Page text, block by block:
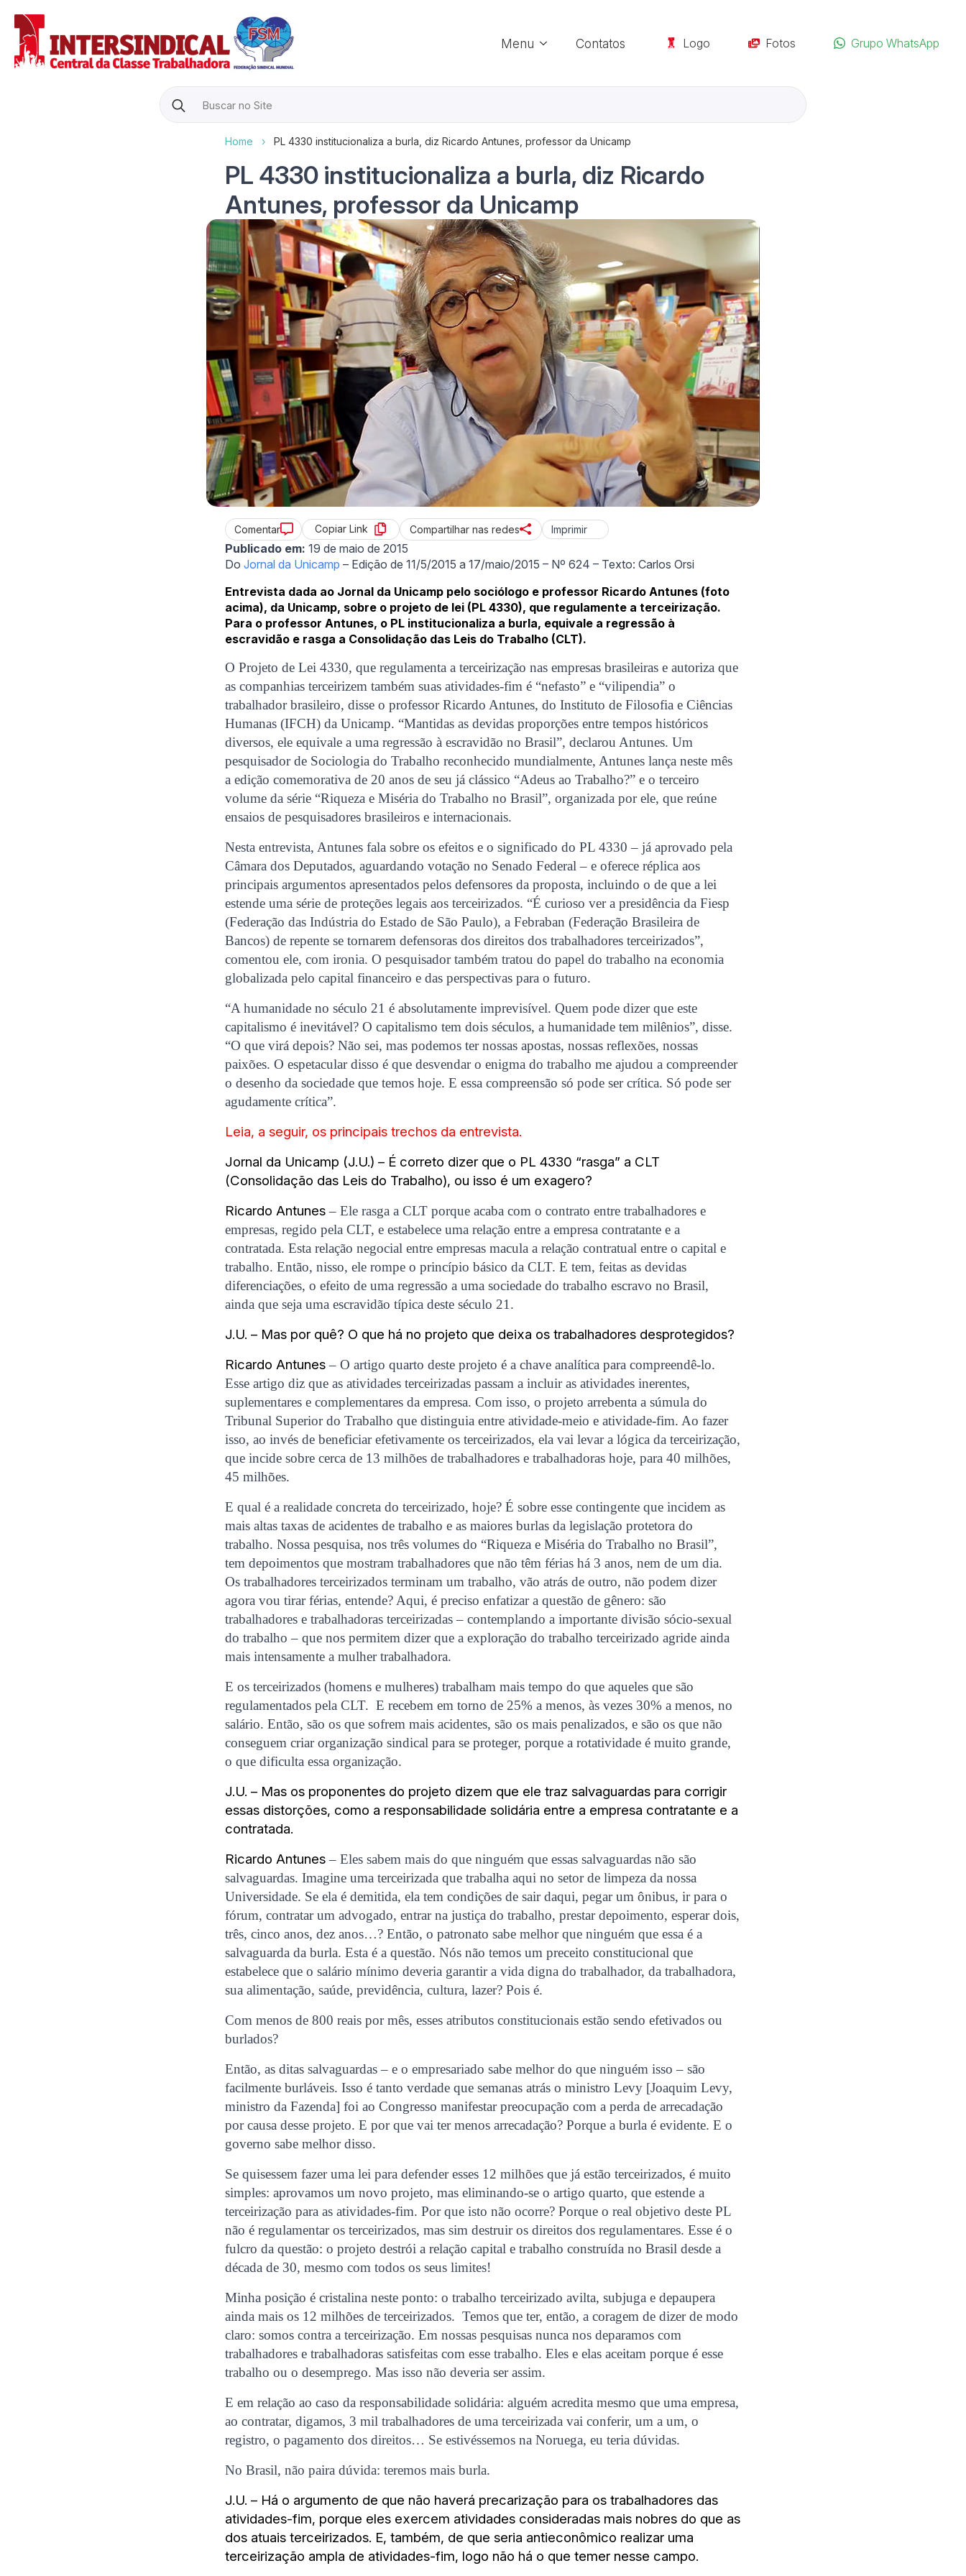
Menu Contatos Logo Fotos Grupo WhatsApp
Search
for:
Home › PL 4330 institucionaliza a burla, diz Ricardo Antunes, professor da Unicamp
PL 4330 institucionaliza a burla, diz Ricardo
Antunes, professor da Unicamp
Comentar Copiar Link Compartilhar nas redes Imprimir
Publicado em: 19 de maio de 2015
DoJornal da Unicamp – Edição de 11/5/2015 a 17/maio/2015 – Nº 624 – Texto: Carlos Orsi
Entrevista dada ao Jornal da Unicamp pelo sociólogo e professor Ricardo Antunes (foto
acima), da Unicamp, sobre o projeto de lei (PL 4330), que regulamente a terceirização.
Para o professor Antunes, o PL institucionaliza a burla, equivale a regressão à
escravidão e rasga a Consolidação das Leis do Trabalho (CLT).
O Projeto de Lei 4330, que regulamenta a terceirização nas empresas brasileiras e autoriza que
as companhias terceirizem também suas atividades-fim é “nefasto” e “vilipendia” o
trabalhador brasileiro, disse o professor Ricardo Antunes, do Instituto de Filosofia e Ciências
Humanas (IFCH) da Unicamp. “Mantidas as devidas proporções entre tempos históricos
diversos, ele equivale a uma regressão à escravidão no Brasil”, declarou Antunes. Um
pesquisador de Sociologia do Trabalho reconhecido mundialmente, Antunes lança neste mês
a edição comemorativa de 20 anos de seu já clássico “Adeus ao Trabalho?” e o terceiro
volume da série “Riqueza e Miséria do Trabalho no Brasil”, organizada por ele, que reúne
ensaios de pesquisadores brasileiros e internacionais.
Nesta entrevista, Antunes fala sobre os efeitos e o significado do PL 4330 – já aprovado pela
Câmara dos Deputados, aguardando votação no Senado Federal – e oferece réplica aos
principais argumentos apresentados pelos defensores da proposta, incluindo o de que a lei
estende uma série de proteções legais aos terceirizados. “É curioso ver a presidência da Fiesp
(Federação das Indústria do Estado de São Paulo), a Febraban (Federação Brasileira de
Bancos) de repente se tornarem defensoras dos direitos dos trabalhadores terceirizados”,
comentou ele, com ironia. O pesquisador também tratou do papel do trabalho na economia
globalizada pelo capital financeiro e das perspectivas para o futuro.
“A humanidade no século 21 é absolutamente imprevisível. Quem pode dizer que este
capitalismo é inevitável? O capitalismo tem dois séculos, a humanidade tem milênios”, disse.
“O que virá depois? Não sei, mas podemos ter nossas apostas, nossas reflexões, nossas
paixões. O espetacular disso é que desvendar o enigma do trabalho me ajudou a compreender
o desenho da sociedade que temos hoje. E essa compreensão só pode ser crítica. Só pode ser
agudamente crítica”.
Leia, a seguir, os principais trechos da entrevista.
Jornal da Unicamp (J.U.) – É correto dizer que o PL 4330 “rasga” a CLT
(Consolidação das Leis do Trabalho), ou isso é um exagero?
Ricardo Antunes– Ele rasga a CLT porque acaba com o contrato entre trabalhadores e
empresas, regido pela CLT, e estabelece uma relação entre a empresa contratante e a
contratada. Esta relação negocial entre empresas macula a relação contratual entre o capital e
trabalho. Então, nisso, ele rompe o princípio básico da CLT. E tem, feitas as devidas
diferenciações, o efeito de uma regressão a uma sociedade do trabalho escravo no Brasil,
ainda que seja uma escravidão típica deste século 21.
J.U. – Mas por quê? O que há no projeto que deixa os trabalhadores desprotegidos?
Ricardo Antunes– O artigo quarto deste projeto é a chave analítica para compreendê-lo.
Esse artigo diz que as atividades terceirizadas passam a incluir as atividades inerentes,
suplementares e complementares da empresa. Com isso, o projeto arrebenta a súmula do
Tribunal Superior do Trabalho que distinguia entre atividade-meio e atividade-fim. Ao fazer
isso, ao invés de beneficiar efetivamente os terceirizados, ela vai levar a lógica da terceirização,
que incide sobre cerca de 13 milhões de trabalhadores e trabalhadoras hoje, para 40 milhões,
45 milhões.
E qual é a realidade concreta do terceirizado, hoje? É sobre esse contingente que incidem as
mais altas taxas de acidentes de trabalho e as maiores burlas da legislação protetora do
trabalho. Nossa pesquisa, nos três volumes do “Riqueza e Miséria do Trabalho no Brasil”,
tem depoimentos que mostram trabalhadores que não têm férias há 3 anos, nem de um dia.
Os trabalhadores terceirizados terminam um trabalho, vão atrás de outro, não podem dizer
agora vou tirar férias, entende? Aqui, é preciso enfatizar a questão de gênero: são
trabalhadores e trabalhadoras terceirizadas – contemplando a importante divisão sócio-sexual
do trabalho – que nos permitem dizer que a exploração do trabalho terceirizado agride ainda
mais intensamente a mulher trabalhadora.
E os terceirizados (homens e mulheres) trabalham mais tempo do que aqueles que são
regulamentados pela CLT. E recebem em torno de 25% a menos, às vezes 30% a menos, no
salário. Então, são os que sofrem mais acidentes, são os mais penalizados, e são os que não
conseguem criar organização sindical para se proteger, porque a rotatividade é muito grande,
o que dificulta essa organização.
J.U. – Mas os proponentes do projeto dizem que ele traz salvaguardas para corrigir
essas distorções, como a responsabilidade solidária entre a empresa contratante e a
contratada.
Ricardo Antunes– Eles sabem mais do que ninguém que essas salvaguardas não são
salvaguardas. Imagine uma terceirizada que trabalha aqui no setor de limpeza da nossa
Universidade. Se ela é demitida, ela tem condições de sair daqui, pegar um ônibus, ir para o
fórum, contratar um advogado, entrar na justiça do trabalho, prestar depoimento, esperar dois,
três, cinco anos, dez anos…? Então, o patronato sabe melhor que ninguém que essa é a
salvaguarda da burla. Esta é a questão. Nós não temos um preceito constitucional que
estabelece que o salário mínimo deveria garantir a vida digna do trabalhador, da trabalhadora,
sua alimentação, saúde, previdência, cultura, lazer? Pois é.
Com menos de 800 reais por mês, esses atributos constitucionais estão sendo efetivados ou
burlados?
Então, as ditas salvaguardas – e o empresariado sabe melhor do que ninguém isso – são
facilmente burláveis. Isso é tanto verdade que semanas atrás o ministro Levy [Joaquim Levy,
ministro da Fazenda] foi ao Congresso manifestar preocupação com a perda de arrecadação
por causa desse projeto. E por que vai ter menos arrecadação? Porque a burla é evidente. E o
governo sabe melhor disso.
Se quisessem fazer uma lei para defender esses 12 milhões que já estão terceirizados, é muito
simples: aprovamos um novo projeto, mas eliminando-se o artigo quarto, que estende a
terceirização para as atividades-fim. Por que isto não ocorre? Porque o real objetivo deste PL
não é regulamentar os terceirizados, mas sim destruir os direitos dos regulamentares. Esse é o
fulcro da questão: o projeto destrói a relação capital e trabalho construída no Brasil desde a
década de 30, mesmo com todos os seus limites!
Minha posição é cristalina neste ponto: o trabalho terceirizado avilta, subjuga e depaupera
ainda mais os 12 milhões de terceirizados. Temos que ter, então, a coragem de dizer de modo
claro: somos contra a terceirização. Em nossas pesquisas nunca nos deparamos com
trabalhadores e trabalhadoras satisfeitas com esse trabalho. Eles e elas aceitam porque é esse
trabalho ou o desemprego. Mas isso não deveria ser assim.
E em relação ao caso da responsabilidade solidária: alguém acredita mesmo que uma empresa,
ao contratar, digamos, 3 mil trabalhadores de uma terceirizada vai conferir, um a um, o
registro, o pagamento dos direitos… Se estivéssemos na Noruega, eu teria dúvidas.
No Brasil, não paira dúvida: teremos mais burla.
J.U. – Há o argumento de que não haverá precarização para os trabalhadores das
atividades-fim, porque eles exercem atividades consideradas mais nobres do que as
dos atuais terceirizados. E, também, de que seria antieconômico realizar uma
terceirização ampla de atividades-fim, logo não há o que temer nesse campo.